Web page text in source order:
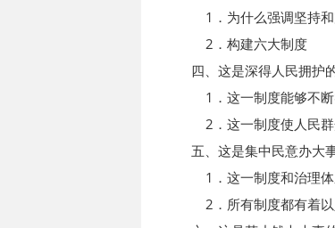
1．为什么强调坚持和
2．构建六大制度
四、这是深得人民拥护
1．这一制度能够不断
2．这一制度使人民群
五、这是集中民意办大
1．这一制度和治理体
2．所有制度都有着以